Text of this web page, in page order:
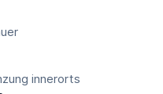
innerorts